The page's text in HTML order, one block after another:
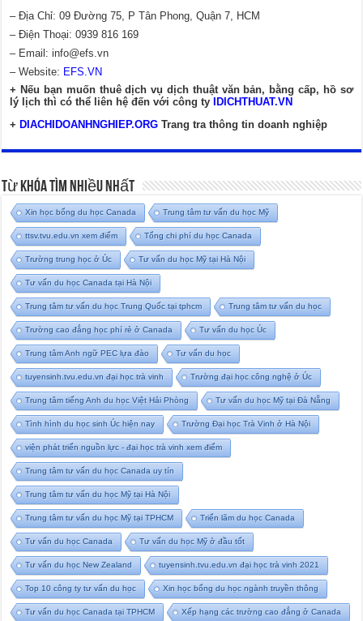
– Địa Chỉ: 09 Đường 75, P Tân Phong, Quận 7, HCM
– Điện Thoại: 0939 816 169
– Email:info@efs.vn
– Website: EFS.VN
+ Nếu bạn muốn thuê dịch vụ dịch thuật văn bản, bằng cấp, hồ sơ
lý lịch thì có thể liên hệ đến với công ty
IDICHTHUAT.VN
+ DIACHIDOANHNGHIEP.ORG Trang tra thông tin doanh nghiệp
Từ Khóa Tìm Nhiều Nhất
Xin học bổng du học Canada Trung tâm tư vấn du học Mỹ
ttsv.tvu.edu.vn xem điểm Tổng chi phí du học Canada
Trường trung học ở Úc Tư vấn du học Mỹ tại Hà Nội
Tư vấn du học Canada tại Hà Nội
Trung tâm tư vấn du học Trung Quốc tại tphcm Trung tâm tư vấn du học
Trường cao đẳng học phí rẻ ở Canada Tư vấn du học Úc
Trung tâm Anh ngữ PEC lựa đào Tư vấn du học
tuyensinh.tvu.edu.vn đại học trà vinh Trường đại học công nghệ ở Úc
Trung tâm tiếng Anh du học Việt Hải Phòng Tư vấn du học Mỹ tại Đà Nẵng
Tình hình du học sinh Úc hiện nay Trường Đại học Trà Vinh ở Hà Nội
viện phát triển nguồn lực - đại học trà vinh xem điểm
Trung tâm tư vấn du học Canada uy tín
Trung tâm tư vấn du học Mỹ tại Hà Nội
Trung tâm tư vấn du học Mỹ tại TPHCM Triển lãm du học Canada
Tư vấn du học Canada Tư vấn du học Mỹ ở đầu tốt
Tư vấn du học New Zealand tuyensinh.tvu.edu.vn đại học trà vinh 2021
Top 10 công ty tư vấn du học Xin học bổng du học ngành truyền thông
Tư vấn du học Canada tại TPHCM Xếp hạng các trường cao đẳng ở Canada